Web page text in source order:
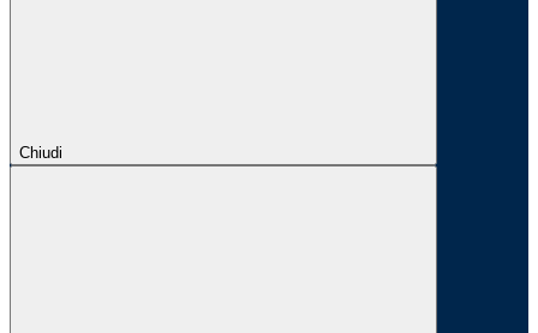
Chiudi